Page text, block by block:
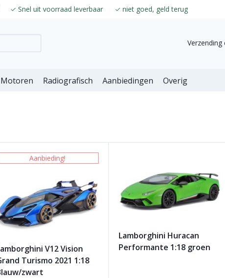
✓ Snel uit voorraad leverbaar ✓ niet goed, geld terug
Verzending
Motoren Radiografisch Aanbiedingen Overig
Aanbieding!
V12 Vision
Turismo 2021 1:18
zwart
Lamborghini Huracan
Performante 1:18 groen